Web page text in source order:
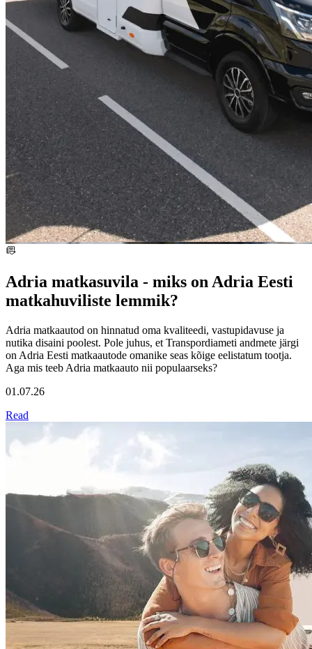
Adria matkasuvila - miks on Adria Eesti
matkahuviliste lemmik?
Adria matkaautod on hinnatud oma kvaliteedi, vastupidavuse ja
nutika disaini poolest. Pole juhus, et Transpordiameti andmete järgi
on Adria Eesti matkaautode omanike seas kõige eelistatum tootja.
Aga mis teeb Adria matkaauto nii populaarseks?
01.07.26
Read